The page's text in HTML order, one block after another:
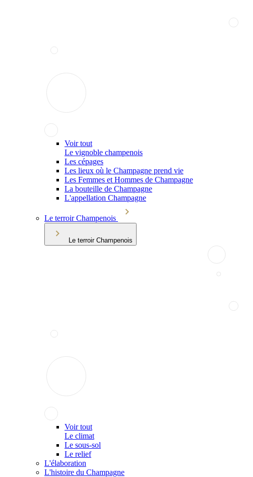
Voir tout
Le vignoble champenois
Les cépages
Les lieux où le Champagne prend vie
Les Femmes et Hommes de Champagne
La bouteille de Champagne
L'appellation Champagne
Le terroir Champenois
Le terroir Champenois
Voir tout
Le climat
Le sous-sol
Le relief
L'élaboration
L'histoire du Champagne